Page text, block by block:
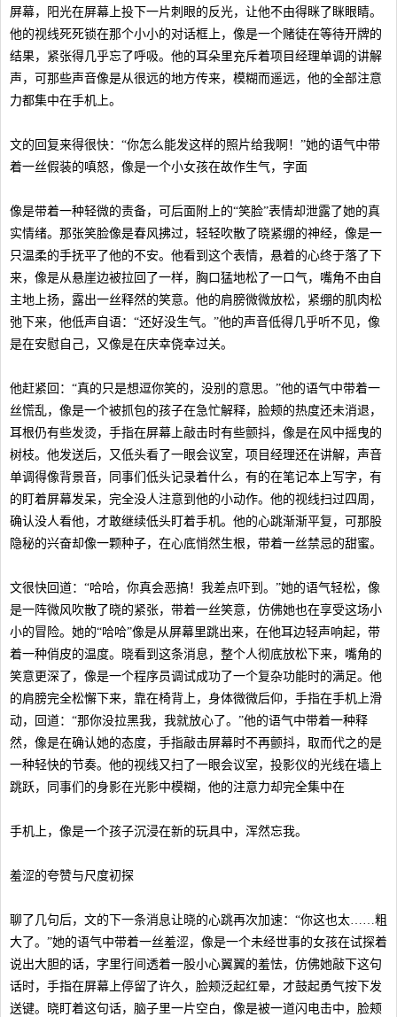
屏幕，阳光在屏幕上投下一片刺眼的反光，让他不由得眯了眯眼睛。
他的视线死死锁在那个小小的对话框上，像是一个赌徒在等待开牌的
结果，紧张得几乎忘了呼吸。他的耳朵里充斥着项目经理单调的讲解
声，可那些声音像是从很远的地方传来，模糊而遥远，他的全部注意
力都集中在手机上。
文的回复来得很快：“你怎么能发这样的照片给我啊！”她的语气中带
着一丝假装的嗔怒，像是一个小女孩在故作生气，字面
像是带着一种轻微的责备，可后面附上的“笑脸”表情却泄露了她的真
实情绪。那张笑脸像是春风拂过，轻轻吹散了晓紧绷的神经，像是一
只温柔的手抚平了他的不安。他看到这个表情，悬着的心终于落了下
来，像是从悬崖边被拉回了一样，胸口猛地松了一口气，嘴角不由自
主地上扬，露出一丝释然的笑意。他的肩膀微微放松，紧绷的肌肉松
弛下来，他低声自语：“还好没生气。”他的声音低得几乎听不见，像
是在安慰自己，又像是在庆幸侥幸过关。
他赶紧回：“真的只是想逗你笑的，没别的意思。”他的语气中带着一
丝慌乱，像是一个被抓包的孩子在急忙解释，脸颊的热度还未消退，
耳根仍有些发烫，手指在屏幕上敲击时有些颤抖，像是在风中摇曳的
树枝。他发送后，又低头看了一眼会议室，项目经理还在讲解，声音
单调得像背景音，同事们低头记录着什么，有的在笔记本上写字，有
的盯着屏幕发呆，完全没人注意到他的小动作。他的视线扫过四周，
确认没人看他，才敢继续低头盯着手机。他的心跳渐渐平复，可那股
隐秘的兴奋却像一颗种子，在心底悄然生根，带着一丝禁忌的甜蜜。
文很快回道：“哈哈，你真会恶搞！我差点吓到。”她的语气轻松，像
是一阵微风吹散了晓的紧张，带着一丝笑意，仿佛她也在享受这场小
小的冒险。她的“哈哈”像是从屏幕里跳出来，在他耳边轻声响起，带
着一种俏皮的温度。晓看到这条消息，整个人彻底放松下来，嘴角的
笑意更深了，像是一个程序员调试成功了一个复杂功能时的满足。他
的肩膀完全松懈下来，靠在椅背上，身体微微后仰，手指在手机上滑
动，回道：“那你没拉黑我，我就放心了。”他的语气中带着一种释
然，像是在确认她的态度，手指敲击屏幕时不再颤抖，取而代之的是
一种轻快的节奏。他的视线又扫了一眼会议室，投影仪的光线在墙上
跳跃，同事们的身影在光影中模糊，他的注意力却完全集中在
手机上，像是一个孩子沉浸在新的玩具中，浑然忘我。
羞涩的夸赞与尺度初探
聊了几句后，文的下一条消息让晓的心跳再次加速：“你这也太……粗
大了。”她的语气中带着一丝羞涩，像是一个未经世事的女孩在试探着
说出大胆的话，字里行间透着一股小心翼翼的羞怯，仿佛她敲下这句
话时，手指在屏幕上停留了许久，脸颊泛起红晕，才鼓起勇气按下发
送键。晓盯着这句话，脑子里一片空白，像是被一道闪电击中，脸颊